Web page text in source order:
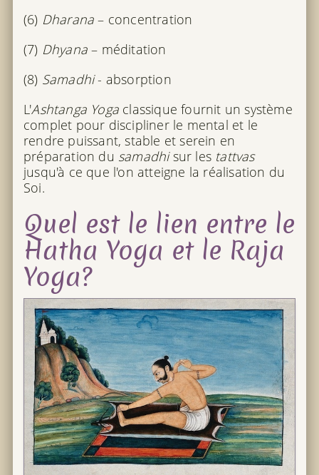
(6) Dharana – concentration
(7) Dhyana– méditation
(8) Samadhi- absorption
L'Ashtanga Yogaclassique fournit un système
complet pour discipliner le mental et le
rendre puissant, stable et serein en
préparation du samadhisur les tattvas
jusqu'à ce que l'on atteigne la réalisation du
Soi.
Quel est le lien entre le
Hatha Yoga et le Raja
Yoga?